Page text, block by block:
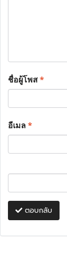
ชื่อผู้โพส*
อีเมล*
ตอบกลับ